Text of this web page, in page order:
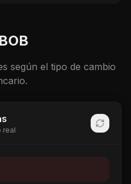
BOB
según el tipo de cambio
real